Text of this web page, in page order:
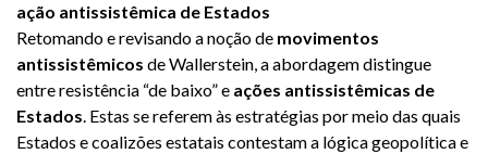
ação antissistêmica de Estados
Retomando e revisando a noção de movimentos
antissistêmicos de Wallerstein, a abordagem distingue
entre resistência “de baixo” e ações antissistêmicas de
Estados. Estas se referem às estratégias por meio das quais
Estados e coalizões estatais contestam a lógica geopolítica e